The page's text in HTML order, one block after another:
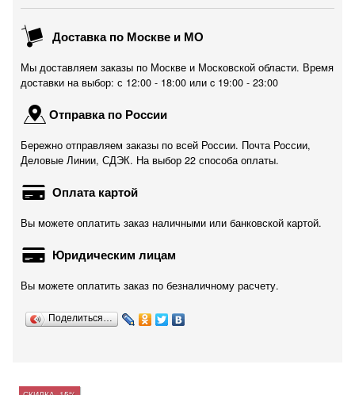
Доставка по Москве и МО
Мы доставляем заказы по Москве и Московской области. Время
доставки на выбор: с 12:00 - 18:00 или c 19:00 - 23:00
Отправка по России
Бережно отправляем заказы по всей России. Почта России,
Деловые Линии, СДЭК. На выбор 22 способа оплаты.
Оплата картой
Вы можете оплатить заказ наличными или банковской картой.
Юридическим лицам
Вы можете оплатить заказ по безналичному расчету.
Поделиться…